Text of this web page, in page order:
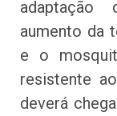
aumento da
e o
resistente
deverá